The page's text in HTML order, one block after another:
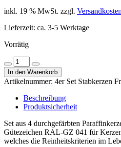
inkl. 19 % MwSt. zzgl. Versandkosten
Lieferzeit: ca. 3-5 Werktage
Vorrätig
Menge
verringern
4er
Set
Stabkerzen
Frühlingsmix,
25
cm
lang
Menge
Menge
erhöhen
In den Warenkorb
Artikelnummer: 4er Set Stabkerzen
Beschreibung
Produktsicherheit
Set aus 4 durchgefärbten
Gütezeichen RAL-GZ 041 für
welches die Reinheitskriterien im